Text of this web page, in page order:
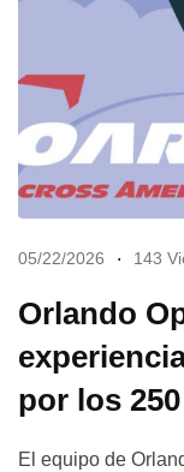
05/22/2026 143
Orlando
por los
El equipo de